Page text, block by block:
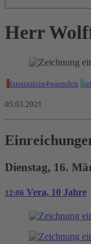
Herr
fanatasiein4waenden
05.03.2021
Dienstag, 16.
12:06 Vera, 10 Jahre